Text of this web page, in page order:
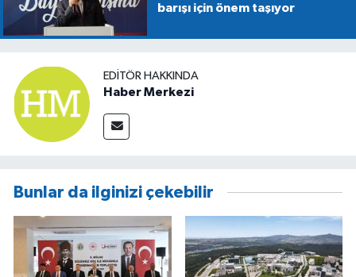
barışı için önem taşıyor
EDITÖR HAKKINDA
Haber Merkezi
Bunlar da ilginizi çekebilir